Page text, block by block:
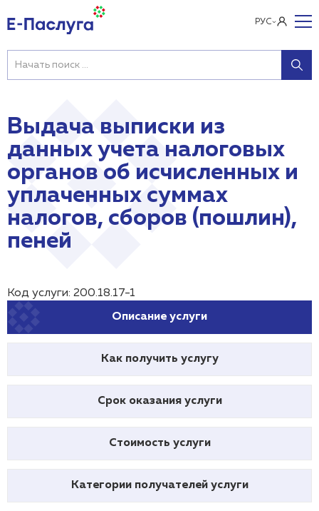
РУС
Выдача выписки из
данных учета налоговых
органов об исчисленных и
уплаченных суммах
налогов, сборов (пошлин),
пеней
Код услуги: 200.18.17-1
Описание услуги
Как получить услугу
Срок оказания услуги
Стоимость услуги
Категории получателей услуги